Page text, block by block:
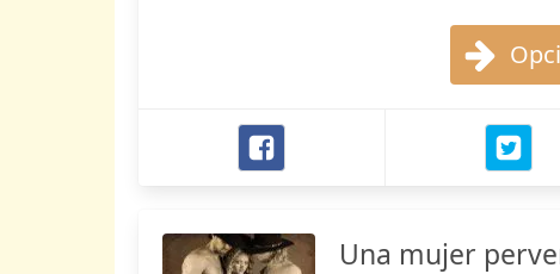
Una mujer